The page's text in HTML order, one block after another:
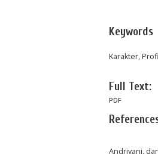
Keywords
Karakter,
Full Text:
PDF
Andriyani,